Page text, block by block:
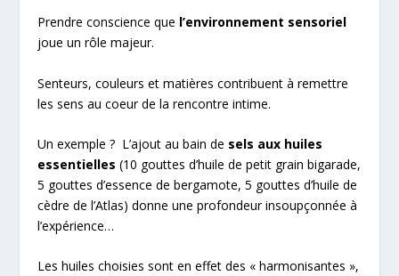
Prendre conscience que l’environnement sensoriel
joue un rôle majeur.
Senteurs, couleurs et matières contribuent à remettre
les sens au coeur de la rencontre intime.
Un exemple ? L’ajout au bain de sels aux huiles
essentielles (10 gouttes d’huile de petit grain bigarade,
5 gouttes d’essence de bergamote, 5 gouttes d’huile de
cèdre de l’Atlas) donne une profondeur insoupçonnée à
l’expérience…
Les huiles choisies sont en effet des « harmonisantes »,